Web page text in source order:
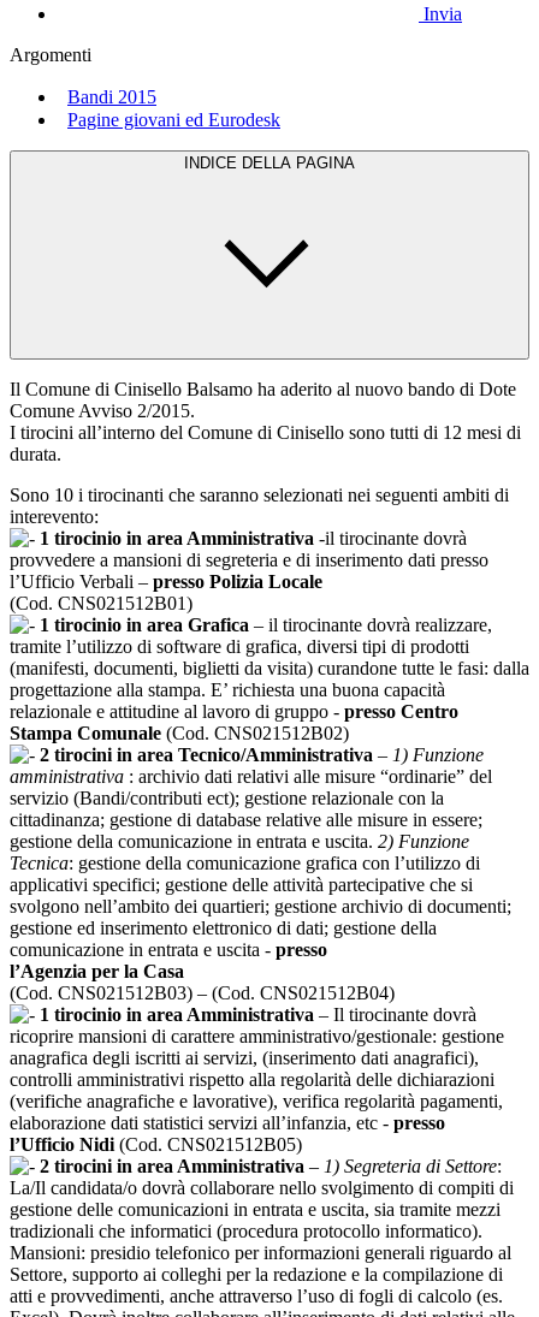
Invia
Argomenti
Bandi 2015
Pagine giovani ed Eurodesk
INDICE DELLA PAGINA
Il Comune di Cinisello Balsamo ha aderito al nuovo bando di Dote
Comune Avviso 2/2015.
I tirocini all’interno del Comune di Cinisello sono tutti di 12 mesi di
durata.
Sono 10 i tirocinanti che saranno selezionati nei seguenti ambiti di
interevento:
1 tirocinio in area Amministrativa -il tirocinante dovrà
provvedere a mansioni di segreteria e di inserimento dati presso
l’Ufficio Verbali – presso Polizia Locale
(Cod. CNS021512B01)
1 tirocinio in area Grafica – il tirocinante dovrà realizzare,
tramite l’utilizzo di software di grafica, diversi tipi di prodotti
(manifesti, documenti, biglietti da visita) curandone tutte le fasi: dalla
progettazione alla stampa. E’ richiesta una buona capacità
relazionale e attitudine al lavoro di gruppo - presso Centro
Stampa Comunale (Cod. CNS021512B02)
2 tirocini in area Tecnico/Amministrativa – 1) Funzione
amministrativa : archivio dati relativi alle misure “ordinarie” del
servizio (Bandi/contributi ect); gestione relazionale con la
cittadinanza; gestione di database relative alle misure in essere;
gestione della comunicazione in entrata e uscita. 2) Funzione
Tecnica: gestione della comunicazione grafica con l’utilizzo di
applicativi specifici; gestione delle attività partecipative che si
svolgono nell’ambito dei quartieri; gestione archivio di documenti;
gestione ed inserimento elettronico di dati; gestione della
comunicazione in entrata e uscita - presso
l’Agenzia per la Casa
(Cod. CNS021512B03) – (Cod. CNS021512B04)
1 tirocinio in area Amministrativa – Il tirocinante dovrà
ricoprire mansioni di carattere amministrativo/gestionale: gestione
anagrafica degli iscritti ai servizi, (inserimento dati anagrafici),
controlli amministrativi rispetto alla regolarità delle dichiarazioni
(verifiche anagrafiche e lavorative), verifica regolarità pagamenti,
elaborazione dati statistici servizi all’infanzia, etc - presso
l’Ufficio Nidi (Cod. CNS021512B05)
2 tirocini in area Amministrativa – 1) Segreteria di Settore:
La/Il candidata/o dovrà collaborare nello svolgimento di compiti di
gestione delle comunicazioni in entrata e uscita, sia tramite mezzi
tradizionali che informatici (procedura protocollo informatico).
Mansioni: presidio telefonico per informazioni generali riguardo al
Settore, supporto ai colleghi per la redazione e la compilazione di
atti e provvedimenti, anche attraverso l’uso di fogli di calcolo (es.